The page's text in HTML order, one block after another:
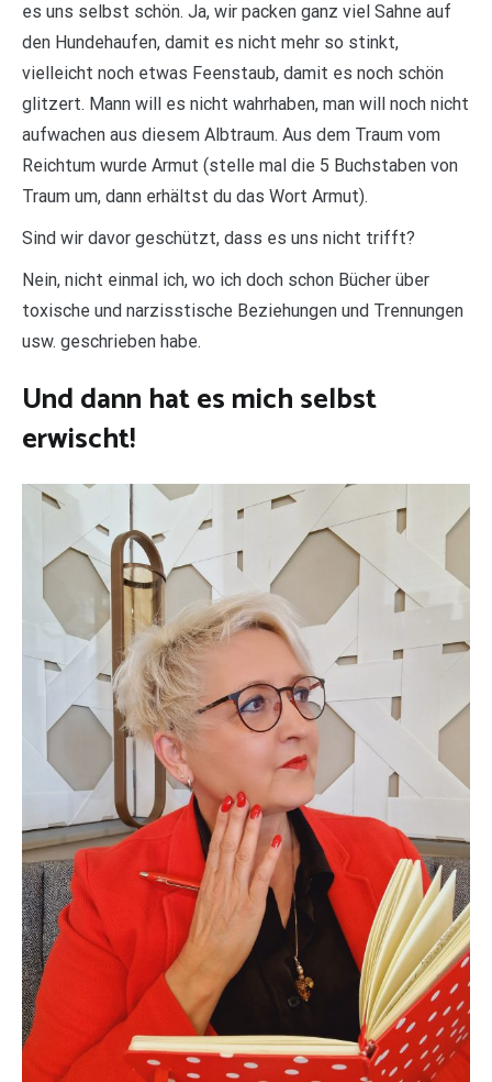
es uns selbst schön. Ja, wir packen ganz viel Sahne auf
den Hundehaufen, damit es nicht mehr so stinkt,
vielleicht noch etwas Feenstaub, damit es noch schön
glitzert. Mann will es nicht wahrhaben, man will noch nicht
aufwachen aus diesem Albtraum. Aus dem Traum vom
Reichtum wurde Armut (stelle mal die 5 Buchstaben von
Traum um, dann erhältst du das Wort Armut).
Sind wir davor geschützt, dass es uns nicht trifft?
Nein, nicht einmal ich, wo ich doch schon Bücher über
toxische und narzisstische Beziehungen und Trennungen
usw. geschrieben habe.
Und dann hat es mich selbst
erwischt!